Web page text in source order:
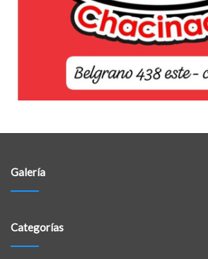
Galería
Categorías